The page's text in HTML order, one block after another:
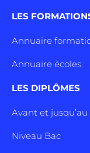
LES
Annuaire
Annuaire écoles
LES DIPLÔMES
Avant et jusqu’au
Niveau Bac